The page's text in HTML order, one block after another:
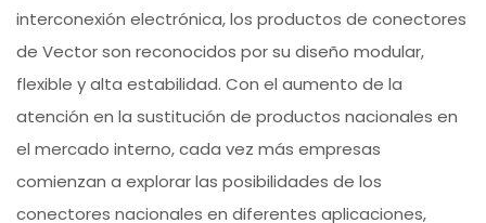
interconexión electrónica, los productos de conectores
de Vector son reconocidos por su diseño modular,
flexible y alta estabilidad. Con el aumento de la
atención en la sustitución de productos nacionales en
el mercado interno, cada vez más empresas
comienzan a explorar las posibilidades de los
conectores nacionales en diferentes aplicaciones,